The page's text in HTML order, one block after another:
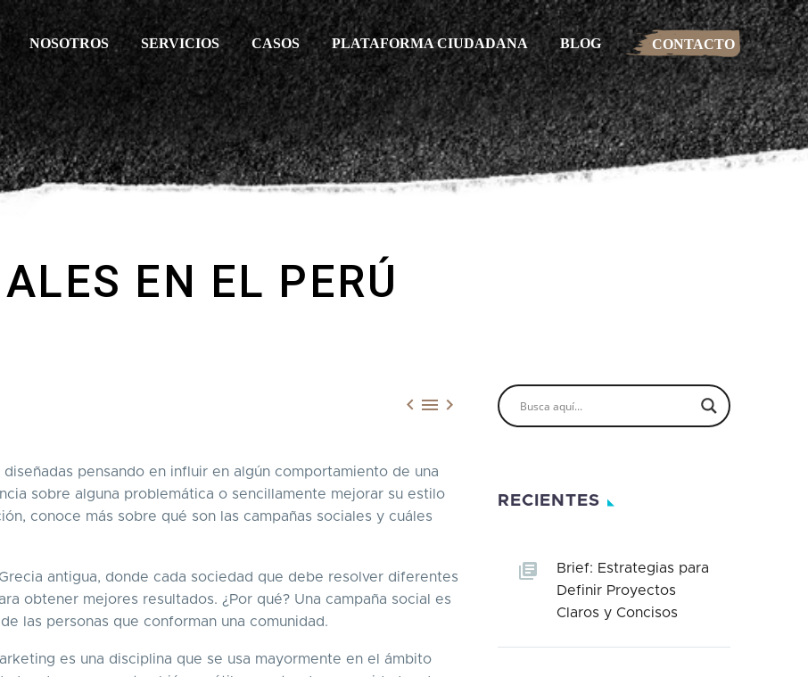
NOSOTROS SERVICIOS CASOS PLATAFORMA CIUDADANA BLOG CONTACTO
EN EL PERÚ
  
diseñadas pensando en influir en algún comportamiento de una
sobre alguna problemática o sencillamente mejorar su estilo
conoce más sobre qué son las campañas sociales y cuáles
antigua, donde cada sociedad que debe resolver diferentes
obtener mejores resultados. ¿Por qué? Una campaña social es
las personas que conforman una comunidad.
es una disciplina que se usa mayormente en el ámbito
RECIENTES
Brief: Estrategias para
Definir Proyectos
Claros y Concisos